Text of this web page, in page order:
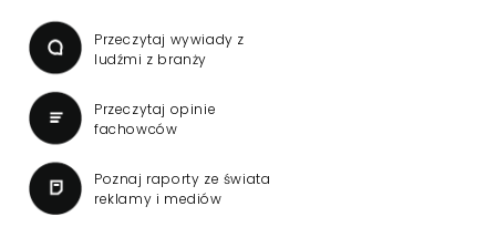
Przeczytaj wywiady z
ludźmi z branży
Przeczytaj opinie
fachowców
Poznaj raporty ze świata
reklamy i mediów